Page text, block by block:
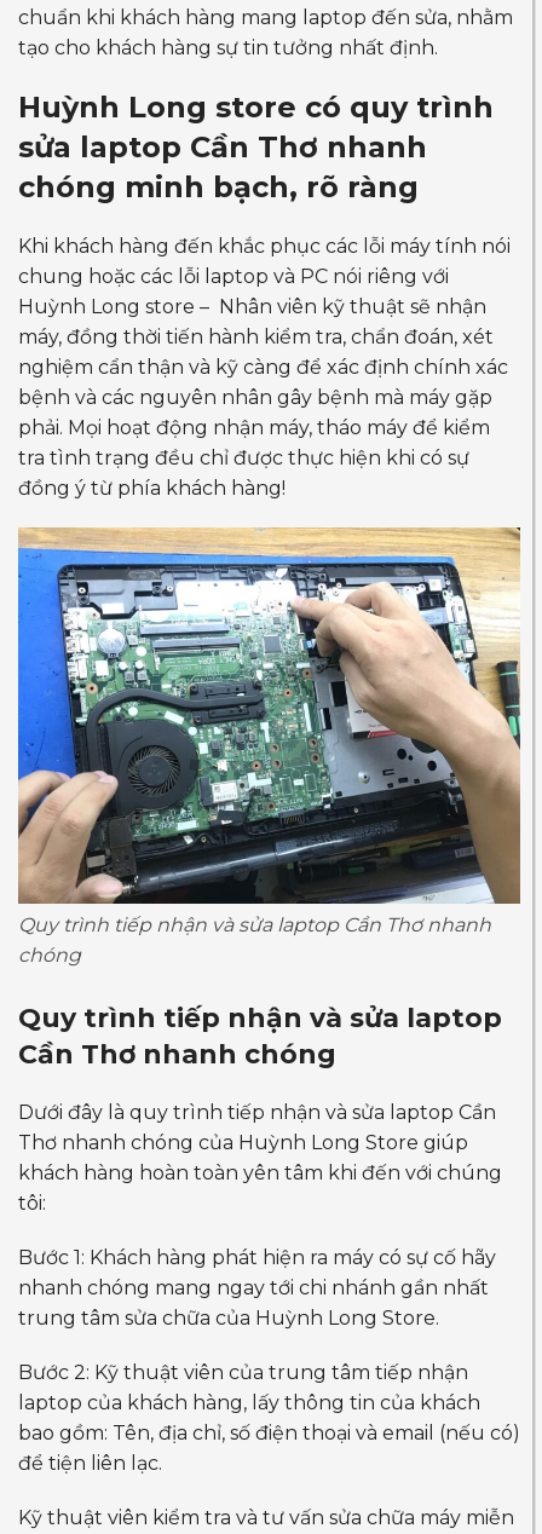
chuẩn khi khách hàng mang laptop đến sửa, nhằm
tạo cho khách hàng sự tin tưởng nhất định.
Huỳnh Long store có quy trình
sửa laptop Cần Thơ nhanh
chóng minh bạch, rõ ràng
Khi khách hàng đến khắc phục các lỗi máy tính nói
chung hoặc các lỗi laptop và PC nói riêng với
Huỳnh Long store – Nhân viên kỹ thuật sẽ nhận
máy, đồng thời tiến hành kiểm tra, chẩn đoán, xét
nghiệm cẩn thận và kỹ càng để xác định chính xác
bệnh và các nguyên nhân gây bệnh mà máy gặp
phải. Mọi hoạt động nhận máy, tháo máy để kiểm
tra tình trạng đều chỉ được thực hiện khi có sự
đồng ý từ phía khách hàng!
Quy trình tiếp nhận và sửa laptop Cần Thơ nhanh
chóng
Quy trình tiếp nhận và sửa laptop
Cần Thơ nhanh chóng
Dưới đây là quy trình tiếp nhận và sửa laptop Cần
Thơ nhanh chóng của Huỳnh Long Store giúp
khách hàng hoàn toàn yên tâm khi đến với chúng
tôi:
Bước 1: Khách hàng phát hiện ra máy có sự cố hãy
nhanh chóng mang ngay tới chi nhánh gần nhất
trung tâm sửa chữa của Huỳnh Long Store.
Bước 2: Kỹ thuật viên của trung tâm tiếp nhận
laptop của khách hàng, lấy thông tin của khách
bao gồm: Tên, địa chỉ, số điện thoại và email (nếu có)
để tiện liên lạc.
Kỹ thuật viên kiểm tra và tư vấn sửa chữa máy miễn